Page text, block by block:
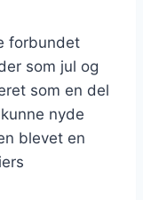
forbundet
som jul og
som en del
nyde
blevet en